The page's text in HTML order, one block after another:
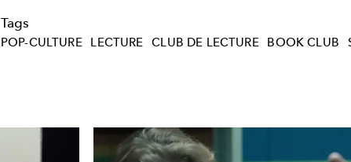
Tags
POP-CULTURE LECTURE CLUB DE LECTURE BOOK CLUB